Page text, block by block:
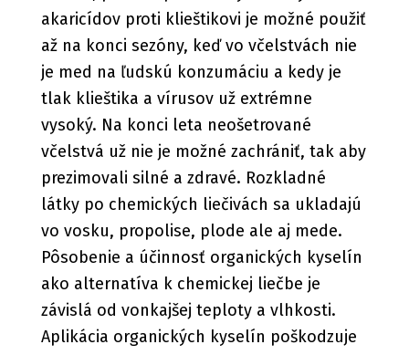
akaricídov proti klieštikovi je možné použiť
až na konci sezóny, keď vo včelstvách nie
je med na ľudskú konzumáciu a kedy je
tlak klieštika a vírusov už extrémne
vysoký. Na konci leta neošetrované
včelstvá už nie je možné zachrániť, tak aby
prezimovali silné a zdravé. Rozkladné
látky po chemických liečivách sa ukladajú
vo vosku, propolise, plode ale aj mede.
Pôsobenie a účinnosť organických kyselín
ako alternatíva k chemickej liečbe je
závislá od vonkajšej teploty a vlhkosti.
Aplikácia organických kyselín poškodzuje